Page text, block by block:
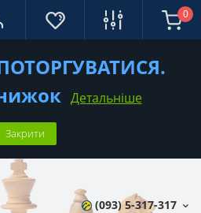
Детальніше
Закрити
0
(093) 5-317-317